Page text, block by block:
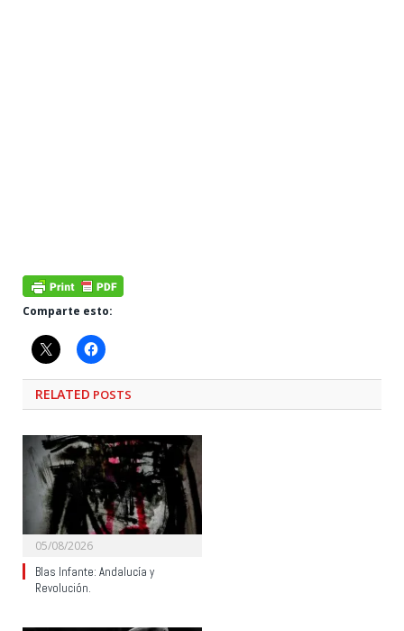
Comparte esto:
RELATED POSTS
05/08/2026
Blas Infante: Andalucía y
Revolución.